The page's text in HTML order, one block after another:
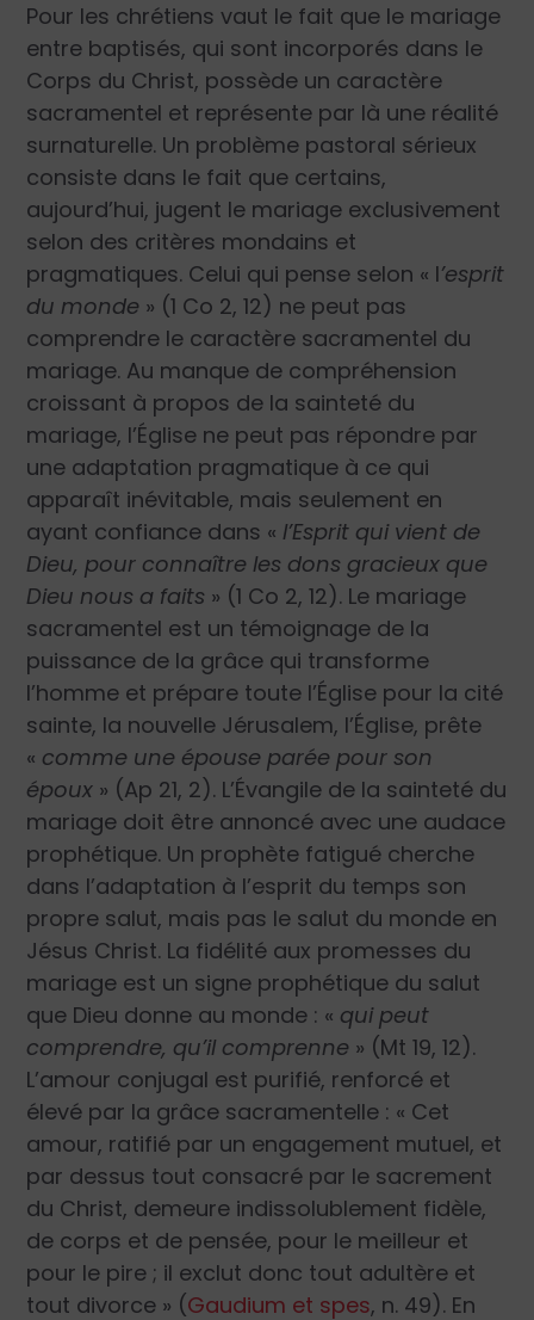
Pour les chrétiens vaut le fait que le mariage
entre baptisés, qui sont incorporés dans le
Corps du Christ, possède un caractère
sacramentel et représente par là une réalité
surnaturelle. Un problème pastoral sérieux
consiste dans le fait que certains,
aujourd’hui, jugent le mariage exclusivement
selon des critères mondains et
pragmatiques. Celui qui pense selon « l’esprit
du monde » (1 Co 2, 12) ne peut pas
comprendre le caractère sacramentel du
mariage. Au manque de compréhension
croissant à propos de la sainteté du
mariage, l’Église ne peut pas répondre par
une adaptation pragmatique à ce qui
apparaît inévitable, mais seulement en
ayant confiance dans « l’Esprit qui vient de
Dieu, pour connaître les dons gracieux que
Dieu nous a faits » (1 Co 2, 12). Le mariage
sacramentel est un témoignage de la
puissance de la grâce qui transforme
l’homme et prépare toute l’Église pour la cité
sainte, la nouvelle Jérusalem, l’Église, prête
« comme une épouse parée pour son
époux » (Ap 21, 2). L’Évangile de la sainteté du
mariage doit être annoncé avec une audace
prophétique. Un prophète fatigué cherche
dans l’adaptation à l’esprit du temps son
propre salut, mais pas le salut du monde en
Jésus Christ. La fidélité aux promesses du
mariage est un signe prophétique du salut
que Dieu donne au monde : « qui peut
comprendre, qu’il comprenne » (Mt 19, 12).
L’amour conjugal est purifié, renforcé et
élevé par la grâce sacramentelle : « Cet
amour, ratifié par un engagement mutuel, et
par dessus tout consacré par le sacrement
du Christ, demeure indissolublement fidèle,
de corps et de pensée, pour le meilleur et
pour le pire ; il exclut donc tout adultère et
tout divorce » (Gaudium et spes, n. 49). En